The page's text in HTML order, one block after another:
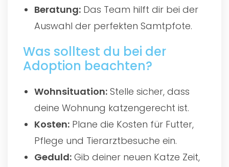
Beratung: Das Team hilft dir bei der
Auswahl der perfekten Samtpfote.
Was solltest du bei der
Adoption beachten?
Wohnsituation: Stelle sicher, dass
deine Wohnung katzengerecht ist.
Kosten: Plane die Kosten für Futter,
Pflege und Tierarztbesuche ein.
Geduld: Gib deiner neuen Katze Zeit,